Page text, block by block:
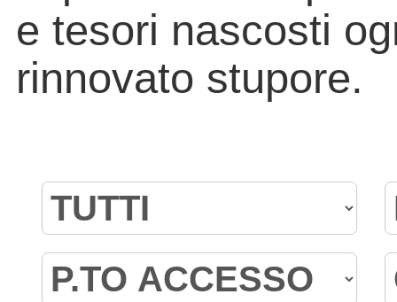
e tesori nascosti
rinnovato stupore.